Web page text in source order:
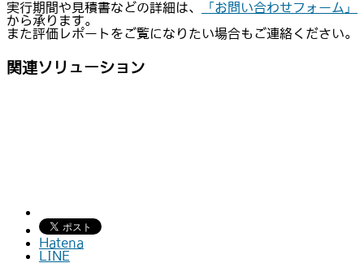
実行期間や見積書などの詳細は、
「お問い合わせフォーム」
から承ります。
また評価レポートをご覧になりたい場合もご連絡ください。
関連ソリューション
Hatena
LINE